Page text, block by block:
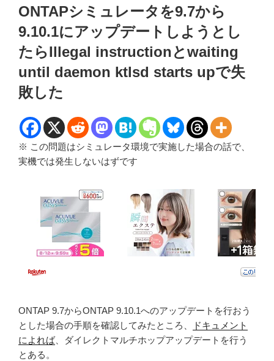
稿
日:
ONTAPシミュレータを9.7から
9.10.1にアップデートしようとし
たらIllegal instructionとwaiting
until daemon ktlsd starts upで失
敗した
※ この問題はシミュレータ環境で実施した場合の話で、
実機では発生しないはずです
ONTAP 9.7からONTAP 9.10.1へのアップデートを行おう
とした場合の手順を確認してみたところ、
ドキュメント
によれば、ダイレクトマルチホップアップデートを行う
とある。